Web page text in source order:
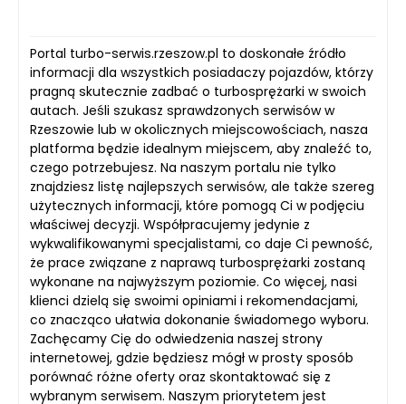
Portal turbo-serwis.rzeszow.pl to doskonałe źródło
informacji dla wszystkich posiadaczy pojazdów, którzy
pragną skutecznie zadbać o turbosprężarki w swoich
autach. Jeśli szukasz sprawdzonych serwisów w
Rzeszowie lub w okolicznych miejscowościach, nasza
platforma będzie idealnym miejscem, aby znaleźć to,
czego potrzebujesz. Na naszym portalu nie tylko
znajdziesz listę najlepszych serwisów, ale także szereg
użytecznych informacji, które pomogą Ci w podjęciu
właściwej decyzji. Współpracujemy jedynie z
wykwalifikowanymi specjalistami, co daje Ci pewność,
że prace związane z naprawą turbosprężarki zostaną
wykonane na najwyższym poziomie. Co więcej, nasi
klienci dzielą się swoimi opiniami i rekomendacjami,
co znacząco ułatwia dokonanie świadomego wyboru.
Zachęcamy Cię do odwiedzenia naszej strony
internetowej, gdzie będziesz mógł w prosty sposób
porównać różne oferty oraz skontaktować się z
wybranym serwisem. Naszym priorytetem jest